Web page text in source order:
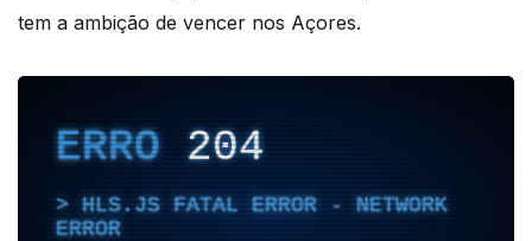
tem a ambição de vencer nos Açores.